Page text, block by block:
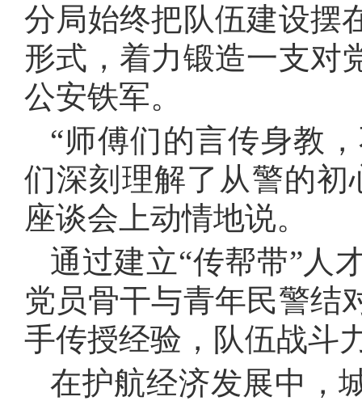
分局始终把队伍建设摆
形式，着力锻造一支对
公安铁军。
“师傅们的言传身教
们深刻理解了从警的初
座谈会上动情地说。
通过建立“传帮带”人
党员骨干与青年民警结
手传授经验，队伍战斗
在护航经济发展中，